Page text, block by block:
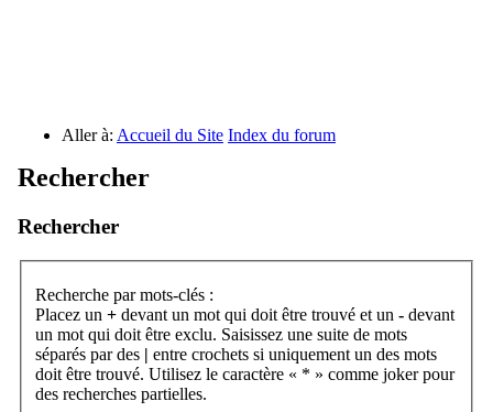
Aller à: Accueil du Site Index du forum
Rechercher
Rechercher
Recherche par mots-clés :
Placez un + devant un mot qui doit être trouvé et un - devant
un mot qui doit être exclu. Saisissez une suite de mots
séparés par des | entre crochets si uniquement un des mots
doit être trouvé. Utilisez le caractère « * » comme joker pour
des recherches partielles.